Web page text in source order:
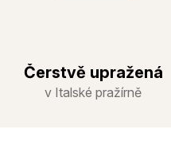
Čerstvě upražená
v Italské pražírně